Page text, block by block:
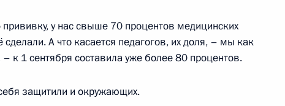
край, остров Русский
прививку, у нас свыше 70 процентов медицинских
А что касается педагогов, их доля, – мы как
к 1 сентября составила уже более 80 процентов.
защитили и окружающих.